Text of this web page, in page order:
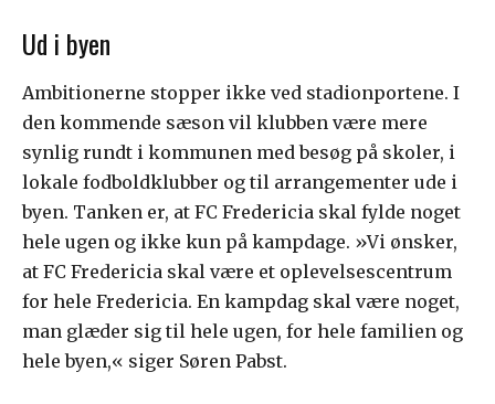
Ud i byen
Ambitionerne stopper ikke ved stadionportene. I
den kommende sæson vil klubben være mere
synlig rundt i kommunen med besøg på skoler, i
lokale fodboldklubber og til arrangementer ude i
byen. Tanken er, at FC Fredericia skal fylde noget
hele ugen og ikke kun på kampdage. »Vi ønsker,
at FC Fredericia skal være et oplevelsescentrum
for hele Fredericia. En kampdag skal være noget,
man glæder sig til hele ugen, for hele familien og
hele byen,« siger Søren Pabst.